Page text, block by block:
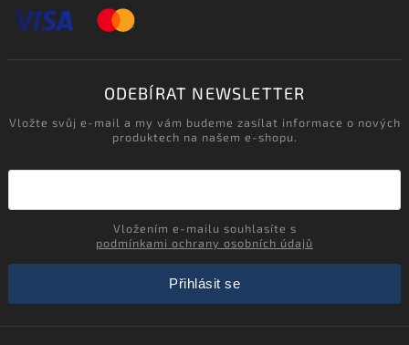
ODEBÍRAT NEWSLETTER
Vložte svůj e-mail a my vám budeme zasílat informace o nových
produktech na našem e-shopu.
podmínkami ochrany osobních údajů
Přihlásit se